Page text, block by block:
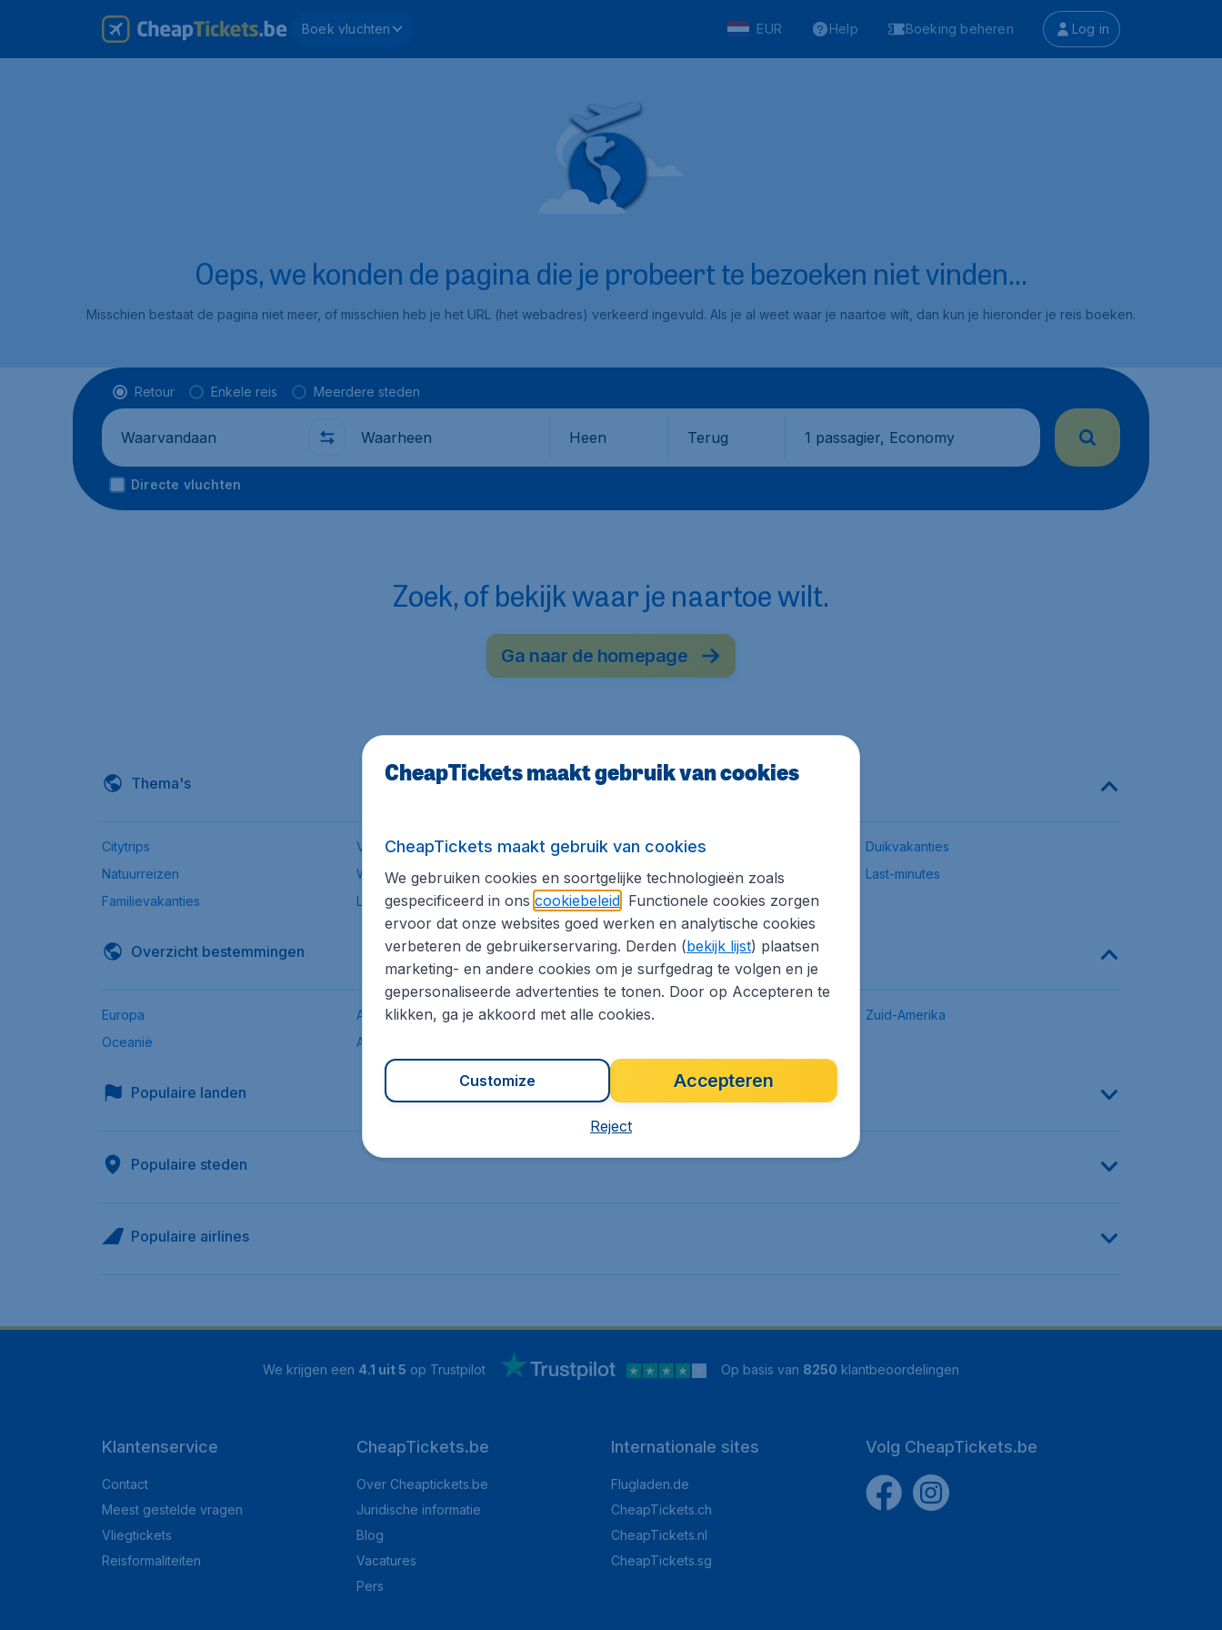
Boek vluchten EUR Help Boeking beheren Log in
Oeps, we konden de pagina die je probeert te bezoeken niet vinden...
Misschien bestaat de pagina niet meer, of misschien heb je het URL (het webadres) verkeerd ingevuld. Als je al weet waar je naartoe wilt, dan kun je hieronder je reis boeken.
Vluchttype
Retour Enkele reis Meerdere steden
Waarvandaan Waarheen Heen Terug 1 passagier, Economy
Directe vluchten
Zoek, of bekijk waar je naartoe wilt.
Ga naar de homepage
Thema's
Citytrips Verre bestemmingen Zonvakanties
Duikvakanties
Natuurreizen
Wintersport Rondreizen
Last-minutes
Familievakanties
Low-budget Vroegboekdeals
Overzicht bestemmingen
Europa Afrika Noord-Amerika
Zuid-Amerika
Oceanië
Azië
Populaire landen
Populaire steden
Populaire airlines
We krijgen een 4.1 uit 5 op Trustpilot Op basis van 8250 klantbeoordelingen
Klantenservice
Contact
Meest gestelde vragen
Vliegtickets
Reisformaliteiten
CheapTickets.be
Over Cheaptickets.be
Juridische informatie
Blog
Vacatures
Pers
Internationale sites
Flugladen.de
CheapTickets.ch
CheapTickets.nl
CheapTickets.sg
Volg CheapTickets.be
CheapTickets maakt gebruik van cookies
CheapTickets maakt gebruik van cookies
We gebruiken cookies en soortgelijke technologieën zoals
gespecificeerd in ons cookiebeleid. Functionele cookies zorgen
ervoor dat onze websites goed werken en analytische cookies
verbeteren de gebruikerservaring. Derden (bekijk lijst) plaatsen
marketing- en andere cookies om je surfgedrag te volgen en je
gepersonaliseerde advertenties te tonen. Door op Accepteren te
klikken, ga je akkoord met alle cookies.
Accepteren
Customize
Reject